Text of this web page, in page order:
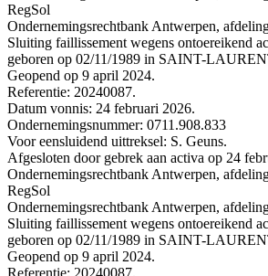
RegSol
Ondernemingsrechtbank Antwerpen,
Sluiting faillissement wegens
geboren op 02/11/1989 in SAINT-
Geopend op 9 april 2024.
Referentie: 20240087.
Datum vonnis: 24 februari 2026.
Ondernemingsnummer: 0711.908.833
Voor eensluidend uittreksel: S. Geuns.
Afgesloten door gebrek aan activa op 24
Ondernemingsrechtbank Antwerpen,
RegSol
Ondernemingsrechtbank Antwerpen,
Sluiting faillissement wegens
geboren op 02/11/1989 in SAINT-
Geopend op 9 april 2024.
Referentie: 20240087.